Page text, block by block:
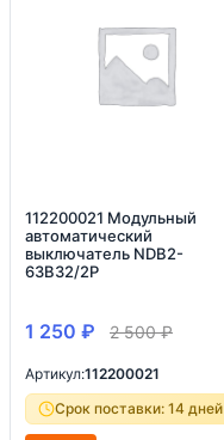
112200021 Модульный
автоматический
выключатель NDB2-
63B32/2P
1 250 ₽ 2 500₽
Артикул:112200021
Срок поставки: 14 дней